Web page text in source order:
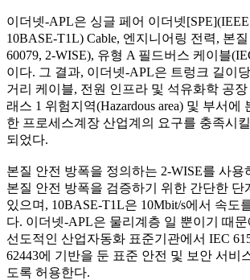
이더넷-APL은 싱글 페어 이더넷[SPE](IEEE
10BASE-T1L) Cable, 엔지니어링 전력, 본
60079, 2-WISE), 유형 A 필드버스 케이블
이다. 그 결과, 이더넷-APL은 트렁크 길이
거리 케이블, 전원 인프라 및 석유화학 공
래스 1 위험지역(Hazardous area) 및 부서에
한 프로세스계장 산업계의 요구를 충족시
되었다.
본질 안전 방폭을 정의하는 2-WISE를 사용
본질 안전 방폭을 검증하기 위한 간단한 단
있으며, 10BASE-T1L은 10Mbit/s에서 속도
다. 이더넷-APL은 물리계층 일 뿐이기 때
선도적인 산업자동화 표준기관에서 IEC
62443에 기반을 둔 표준 안전 및 보안 서비
도록 허용한다.